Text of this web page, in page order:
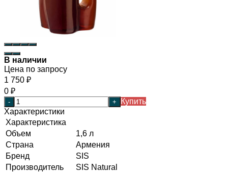
В наличии
Цена по запросу
1 750 ₽
0 ₽
- +
Купить
Характеристики
Характеристика
Объем
1,6 л
Страна
Армения
Бренд
SIS
Производитель
SIS Natural